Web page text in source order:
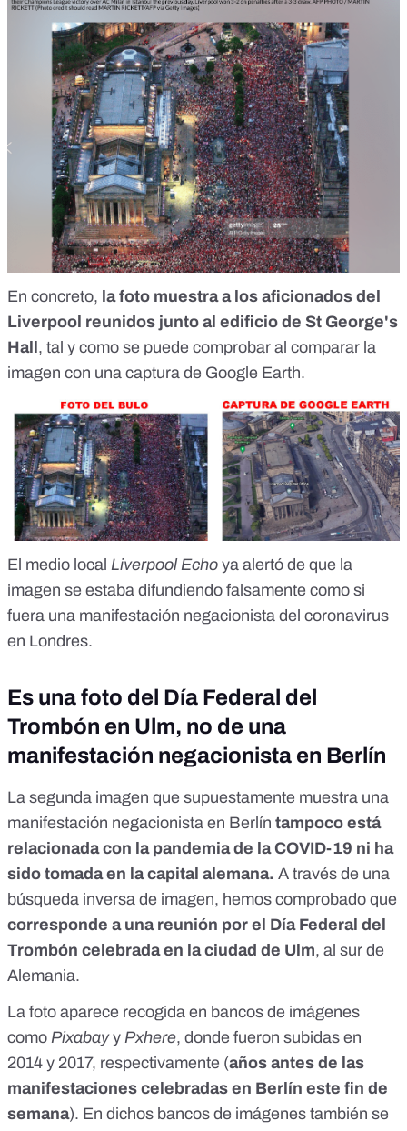
En concreto, la foto muestra a los aficionados del
Liverpool reunidos junto al edificio de St George's
Hall , tal y como se puede comprobar al comparar la
imagen con una captura de Google Earth.
El medio local Liverpool Echo ya alertó de que la
imagen se estaba difundiendo falsamente como si
fuera una manifestación negacionista del coronavirus
en Londres.
Es una foto del Día Federal del
Trombón en Ulm, no de una
manifestación negacionista en Berlín
La segunda imagen que supuestamente muestra una
manifestación negacionista en Berlín tampoco está
relacionada con la pandemia de la COVID-19 ni ha
sido tomada en la capital alemana. A través de una
búsqueda inversa de imagen, hemos comprobado que
corresponde a una reunión por el Día Federal del
Trombón celebrada en la ciudad de Ulm, al sur de
Alemania.
La foto aparece recogida en bancos de imágenes
como Pixabayy Pxhere, donde fueron subidas en
2014 y 2017, respectivamente (años antes de las
manifestaciones celebradas en Berlín este fin de
semana). En dichos bancos de imágenes también se